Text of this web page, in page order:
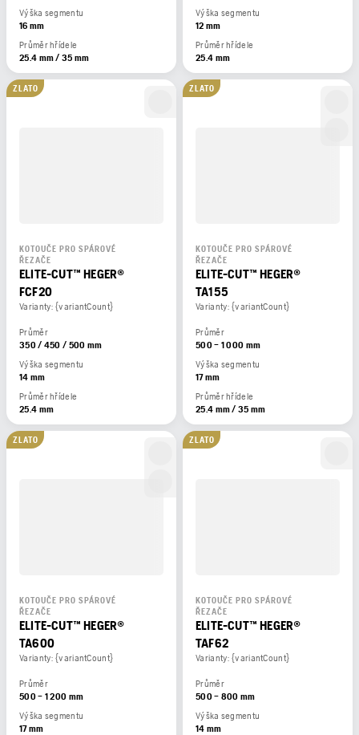
Výška segmentu
16 mm
Průměr hřídele
25.4 mm / 35 mm
Výška segmentu
12 mm
Průměr hřídele
25.4 mm
ZLATO
KOTOUČE PRO SPÁROVÉ
ŘEZAČE
ELITE-CUT™ HEGER®
FCF20
Varianty: {variantCount}
Průměr
350 / 450 / 500 mm
Výška segmentu
14 mm
Průměr hřídele
25.4 mm
ZLATO
KOTOUČE PRO SPÁROVÉ
ŘEZAČE
ELITE-CUT™ HEGER®
TA155
Varianty: {variantCount}
Průměr
500 – 1 000 mm
Výška segmentu
17 mm
Průměr hřídele
25.4 mm / 35 mm
ZLATO
KOTOUČE PRO SPÁROVÉ
ŘEZAČE
ELITE-CUT™ HEGER®
TA600
Varianty: {variantCount}
Průměr
500 – 1 200 mm
Výška segmentu
17 mm
ZLATO
KOTOUČE PRO SPÁROVÉ
ŘEZAČE
ELITE-CUT™ HEGER®
TAF62
Varianty: {variantCount}
Průměr
500 – 800 mm
Výška segmentu
14 mm